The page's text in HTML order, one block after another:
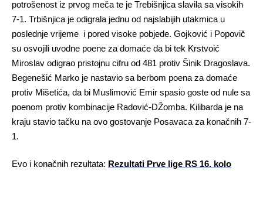
potrošenost iz prvog meča te je Trebišnjica slavila sa visokih
7-1. Trbišnjica je odigrala jednu od najslabijih utakmica u
poslednje vrijeme i pored visoke pobjede. Gojković i Popovič
su osvojili uvodne poene za domaće da bi tek Krstvoić
Miroslav odigrao pristojnu cifru od 481 protiv Šinik Dragoslava.
Begenešić Marko je nastavio sa berbom poena za domaće
protiv Mišetića, da bi Muslimović Emir spasio goste od nule sa
poenom protiv kombinacije Radović-DŽomba. Kilibarda je na
kraju stavio tačku na ovo gostovanje Posavaca za konačnih 7-
1.
Evo i konačnih rezultata: Rezultati Prve lige RS 16. kolo